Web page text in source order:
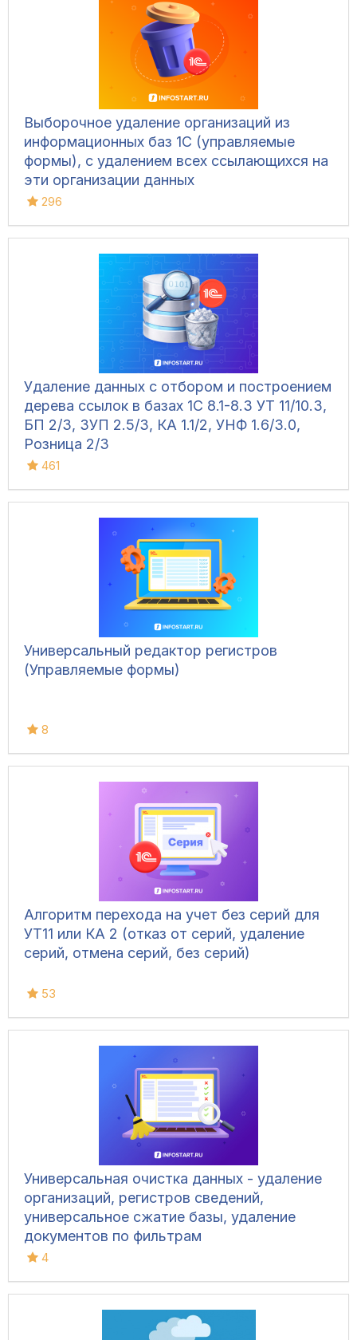
Выборочное удаление организаций из
информационных баз 1С (управляемые
формы), с удалением всех ссылающихся на
эти организации данных
296
Удаление данных с отбором и построением
дерева ссылок в базах 1С 8.1-8.3 УТ 11/10.3,
БП 2/3, ЗУП 2.5/3, КА 1.1/2, УНФ 1.6/3.0,
Розница 2/3
461
Универсальный редактор регистров
(Управляемые формы)
8
Алгоритм перехода на учет без серий для
УТ11 или КА 2 (отказ от серий, удаление
серий, отмена серий, без серий)
53
Универсальная очистка данных - удаление
организаций, регистров сведений,
универсальное сжатие базы, удаление
документов по фильтрам
4